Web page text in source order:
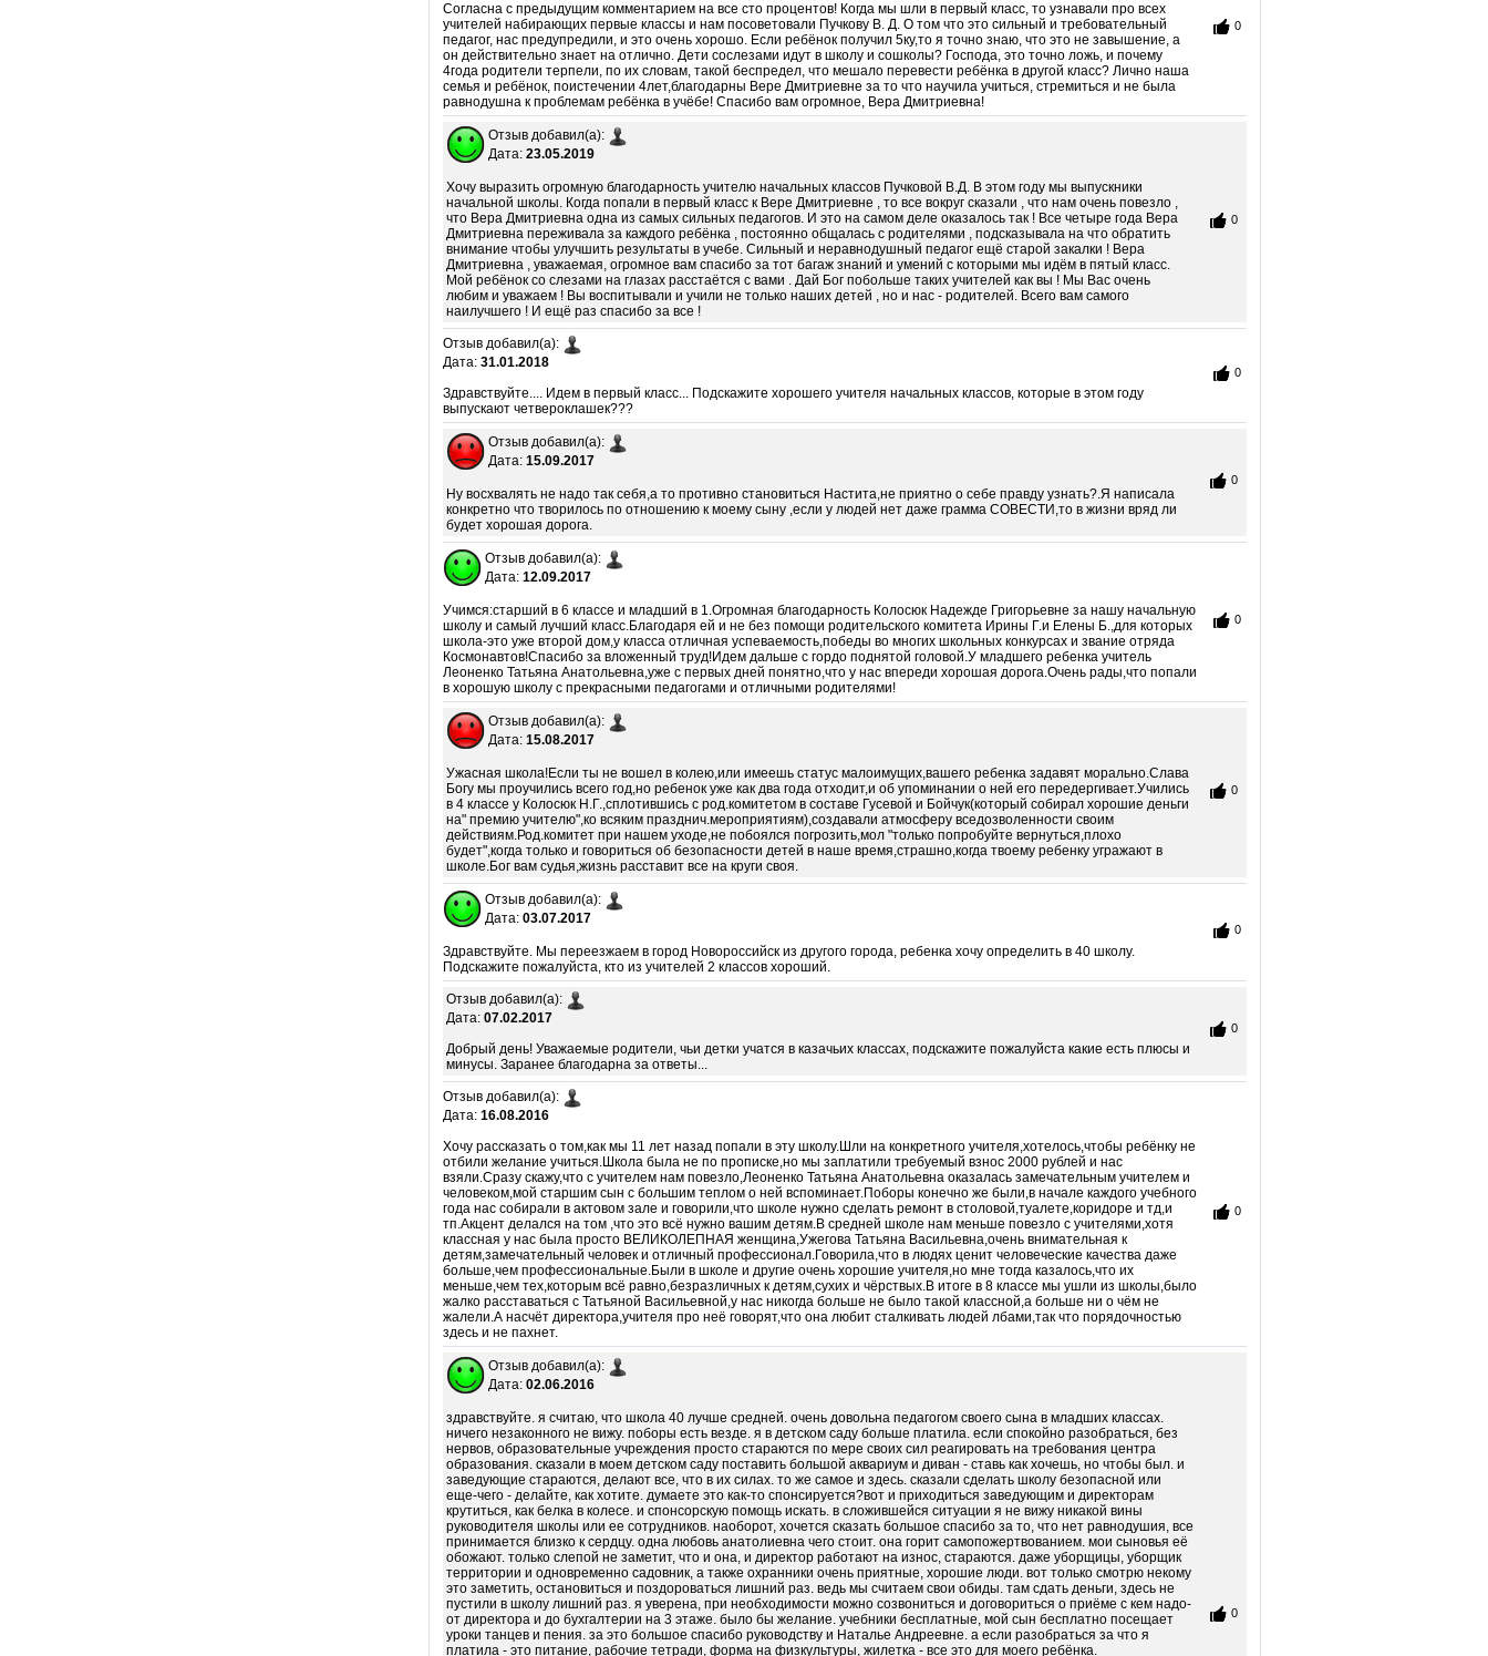
Согласна с предыдущим комментарием на все сто процентов! Когда мы шли в первый класс, то узнавали про всех
учителей набирающих первые классы и нам посоветовали Пучкову В. Д. О том что это сильный и требовательный
педагог, нас предупредили, и это очень хорошо. Если ребёнок получил 5ку,то я точно знаю, что это не завышение, а
он действительно знает на отлично. Дети сослезами идут в школу и сошколы? Господа, это точно ложь, и почему
4года родители терпели, по их словам, такой беспредел, что мешало перевести ребёнка в другой класс? Лично наша
семья и ребёнок, поистечении 4лет,благодарны Вере Дмитриевне за то что научила учиться, стремиться и не была
равнодушна к проблемам ребёнка в учёбе! Спасибо вам огромное, Вера Дмитриевна!
0
Отзыв добавил(а):
Дата: 23.05.2019
Хочу выразить огромную благодарность учителю начальных классов Пучковой В.Д. В этом году мы выпускники
начальной школы. Когда попали в первый класс к Вере Дмитриевне , то все вокруг сказали , что нам очень повезло ,
что Вера Дмитриевна одна из самых сильных педагогов. И это на самом деле оказалось так ! Все четыре года Вера
Дмитриевна переживала за каждого ребёнка , постоянно общалась с родителями , подсказывала на что обратить
внимание чтобы улучшить результаты в учебе. Сильный и неравнодушный педагог ещё старой закалки ! Вера
Дмитриевна , уважаемая, огромное вам спасибо за тот багаж знаний и умений с которыми мы идём в пятый класс.
Мой ребёнок со слезами на глазах расстаётся с вами . Дай Бог побольше таких учителей как вы ! Мы Вас очень
любим и уважаем ! Вы воспитывали и учили не только наших детей , но и нас - родителей. Всего вам самого
наилучшего ! И ещё раз спасибо за все !
0
Отзыв добавил(а):
Дата: 31.01.2018
Здравствуйте.... Идем в первый класс... Подскажите хорошего учителя начальных классов, которые в этом году
выпускают четвероклашек???
0
Отзыв добавил(а):
Дата: 15.09.2017
Ну восхвалять не надо так себя,а то противно становиться Настита,не приятно о себе правду узнать?.Я написала
конкретно что творилось по отношению к моему сыну ,если у людей нет даже грамма СОВЕСТИ,то в жизни вряд ли
будет хорошая дорога.
0
Отзыв добавил(а):
Дата: 12.09.2017
Учимся:старший в 6 классе и младший в 1.Огромная благодарность Колосюк Надежде Григорьевне за нашу начальную
школу и самый лучший класс.Благодаря ей и не без помощи родительского комитета Ирины Г.и Елены Б.,для которых
школа-это уже второй дом,у класса отличная успеваемость,победы во многих школьных конкурсах и звание отряда
Космонавтов!Спасибо за вложенный труд!Идем дальше с гордо поднятой головой.У младшего ребенка учитель
Леоненко Татьяна Анатольевна,уже с первых дней понятно,что у нас впереди хорошая дорога.Очень рады,что попали
в хорошую школу с прекрасными педагогами и отличными родителями!
0
Отзыв добавил(а):
Дата: 15.08.2017
Ужасная школа!Если ты не вошел в колею,или имеешь статус малоимущих,вашего ребенка задавят морально.Слава
Богу мы проучились всего год,но ребенок уже как два года отходит,и об упоминании о ней его передергивает.Учились
в 4 классе у Колосюк Н.Г.,сплотившись с род.комитетом в составе Гусевой и Бойчук(который собирал хорошие деньги
на" премию учителю",ко всяким празднич.мероприятиям),создавали атмосферу вседозволенности своим
действиям.Род.комитет при нашем уходе,не побоялся погрозить,мол "только попробуйте вернуться,плохо
будет",когда только и говориться об безопасности детей в наше время,страшно,когда твоему ребенку угражают в
школе.Бог вам судья,жизнь расставит все на круги своя.
0
Отзыв добавил(а):
Дата: 03.07.2017
Здравствуйте. Мы переезжаем в город Новороссийск из другого города, ребенка хочу определить в 40 школу.
Подскажите пожалуйста, кто из учителей 2 классов хороший.
0
Отзыв добавил(а):
Дата: 07.02.2017
Добрый день! Уважаемые родители, чьи детки учатся в казачьих классах, подскажите пожалуйста какие есть плюсы и
минусы. Заранее благодарна за ответы...
0
Отзыв добавил(а):
Дата: 16.08.2016
Хочу рассказать о том,как мы 11 лет назад попали в эту школу.Шли на конкретного учителя,хотелось,чтобы ребёнку не
отбили желание учиться.Школа была не по прописке,но мы заплатили требуемый взнос 2000 рублей и нас
взяли.Сразу скажу,что с учителем нам повезло,Леоненко Татьяна Анатольевна оказалась замечательным учителем и
человеком,мой старшим сын с большим теплом о ней вспоминает.Поборы конечно же были,в начале каждого учебного
года нас собирали в актовом зале и говорили,что школе нужно сделать ремонт в столовой,туалете,коридоре и тд,и
тп.Акцент делался на том ,что это всё нужно вашим детям.В средней школе нам меньше повезло с учителями,хотя
классная у нас была просто ВЕЛИКОЛЕПНАЯ женщина,Ужегова Татьяна Васильевна,очень внимательная к
детям,замечательный человек и отличный профессионал.Говорила,что в людях ценит человеческие качества даже
больше,чем профессиональные.Были в школе и другие очень хорошие учителя,но мне тогда казалось,что их
меньше,чем тех,которым всё равно,безразличных к детям,сухих и чёрствых.В итоге в 8 классе мы ушли из школы,было
жалко расставаться с Татьяной Васильевной,у нас никогда больше не было такой классной,а больше ни о чём не
жалели.А насчёт директора,учителя про неё говорят,что она любит сталкивать людей лбами,так что порядочностью
здесь и не пахнет.
0
Отзыв добавил(а):
Дата: 02.06.2016
здравствуйте. я считаю, что школа 40 лучше средней. очень довольна педагогом своего сына в младших классах.
ничего незаконного не вижу. поборы есть везде. я в детском саду больше платила. если спокойно разобраться, без
нервов, образовательные учреждения просто стараются по мере своих сил реагировать на требования центра
образования. сказали в моем детском саду поставить большой аквариум и диван - ставь как хочешь, но чтобы был. и
заведующие стараются, делают все, что в их силах. то же самое и здесь. сказали сделать школу безопасной или
еще-чего - делайте, как хотите. думаете это как-то спонсируется?вот и приходиться заведующим и директорам
крутиться, как белка в колесе. и спонсорскую помощь искать. в сложившейся ситуации я не вижу никакой вины
руководителя школы или ее сотрудников. наоборот, хочется сказать большое спасибо за то, что нет равнодушия, все
принимается близко к сердцу. одна любовь анатолиевна чего стоит. она горит самопожертвованием. мои сыновья её
обожают. только слепой не заметит, что и она, и директор работают на износ, стараются. даже уборщицы, уборщик
территории и одновременно садовник, а также охранники очень приятные, хорошие люди. вот только смотрю некому
это заметить, остановиться и поздороваться лишний раз. ведь мы считаем свои обиды. там сдать деньги, здесь не
пустили в школу лишний раз. я уверена, при необходимости можно созвониться и договориться о приёме с кем надо-
от директора и до бухгалтерии на 3 этаже. было бы желание. учебники бесплатные, мой сын бесплатно посещает
уроки танцев и пения. за это большое спасибо руководству и Наталье Андреевне. а если разобраться за что я
платила - это питание, рабочие тетради, форма на физкультуры, жилетка - все это для моего ребёнка.
0